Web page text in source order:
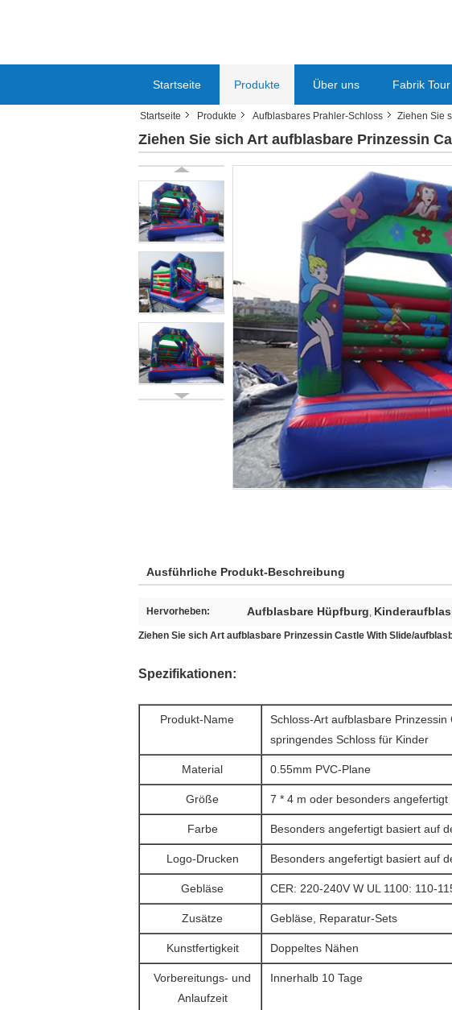
Startseite Produkte Über uns Fabrik Tour
Startseite Produkte Aufblasbares Prahler-Schloss Ziehen Sie
Ziehen Sie sich Art aufblasbare Prinzessin
Ausführliche Produkt-Beschreibung
Hervorheben: Aufblasbare Hüpfburg,
Ziehen Sie sich Art aufblasbare Prinzessin Castle With Slide/
Spezifikationen:
Produkt-Name
Schloss-Art aufblasbare
springendes Schloss für Kinder
Material 0.55mm PVC-Plane
Größe 7 * 4 m oder besonders angefertigt
Farbe Besonders angefertigt basiert auf
Logo-Drucken Besonders angefertigt basiert auf
Gebläse CER: 220-240V W UL 1100: 110-
Zusätze Gebläse, Reparatur-Sets
Kunstfertigkeit Doppeltes Nähen
Vorbereitungs- und
Anlaufzeit
Innerhalb 10 Tage